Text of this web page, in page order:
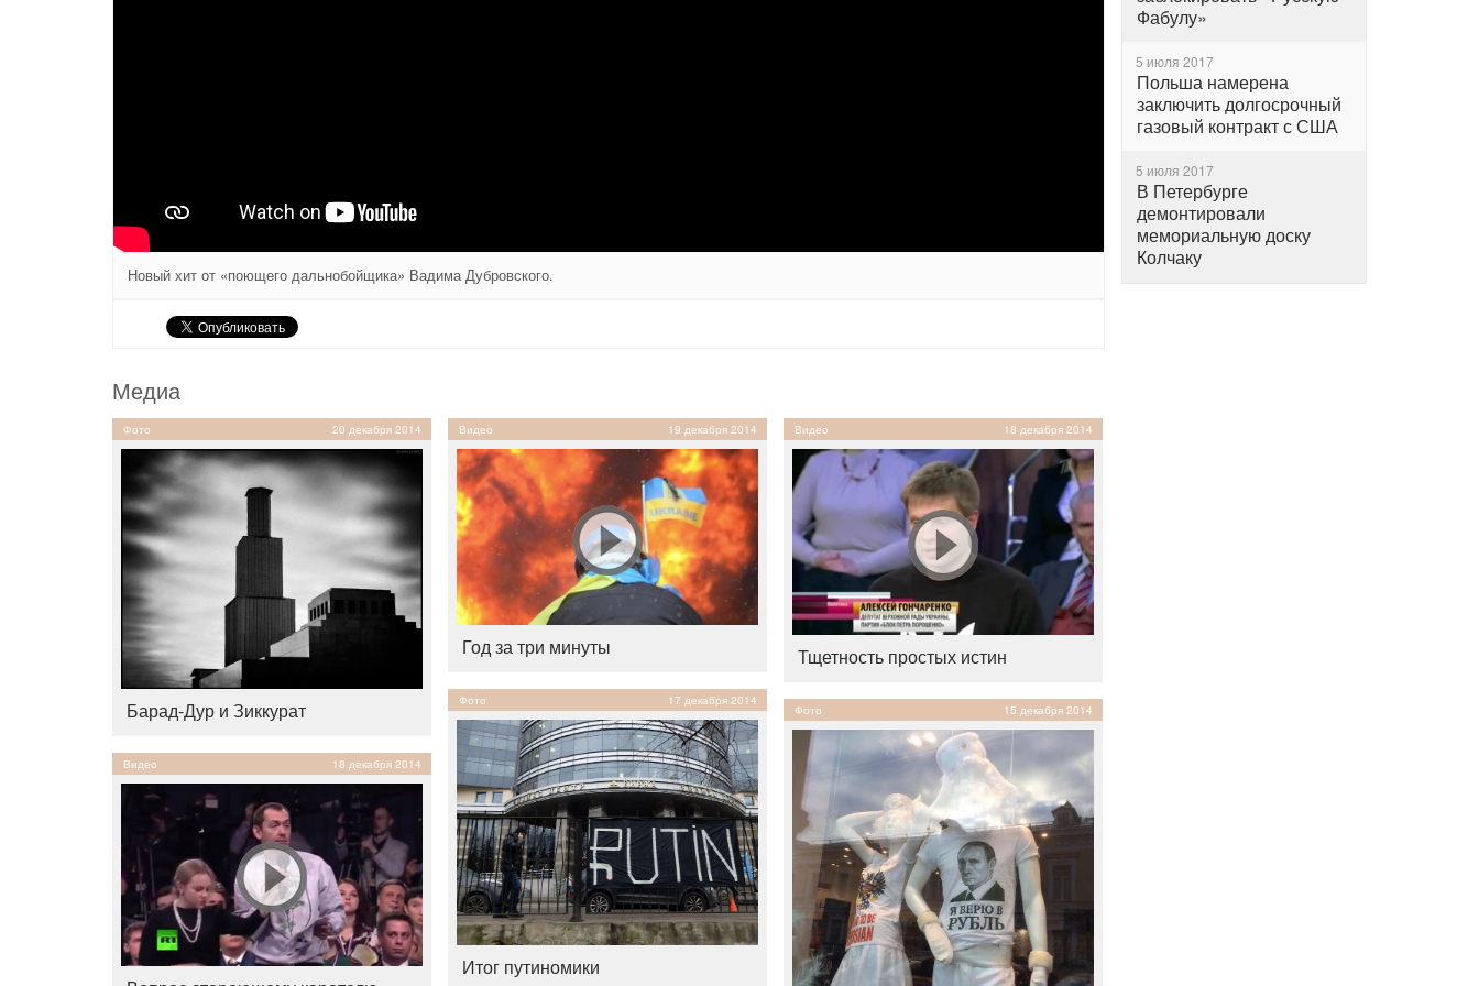
Новый хит от «поющего дальнобойщика» Вадима Дубровского.
Фабулу»
5 июля 2017
Польша намерена
заключить долгосрочный
газовый контракт с США
5 июля 2017
В Петербурге
демонтировали
мемориальную доску
Колчаку
Медиа
Фото 20 декабря 2014
Барад-Дур и Зиккурат
Видео 18 декабря 2014
Видео 19 декабря 2014
Год за три минуты
Фото 17 декабря 2014
Итог путиномики
Видео 18 декабря 2014
Тщетность простых истин
Фото 15 декабря 2014